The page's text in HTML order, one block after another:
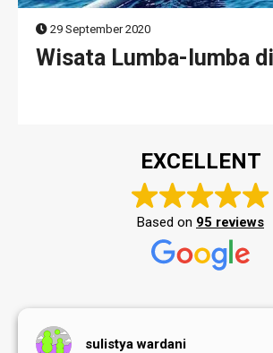
29 September 2020
Wisata Lumba-lumba
EXCELLENT
Based on 95 reviews
sulistya wardani